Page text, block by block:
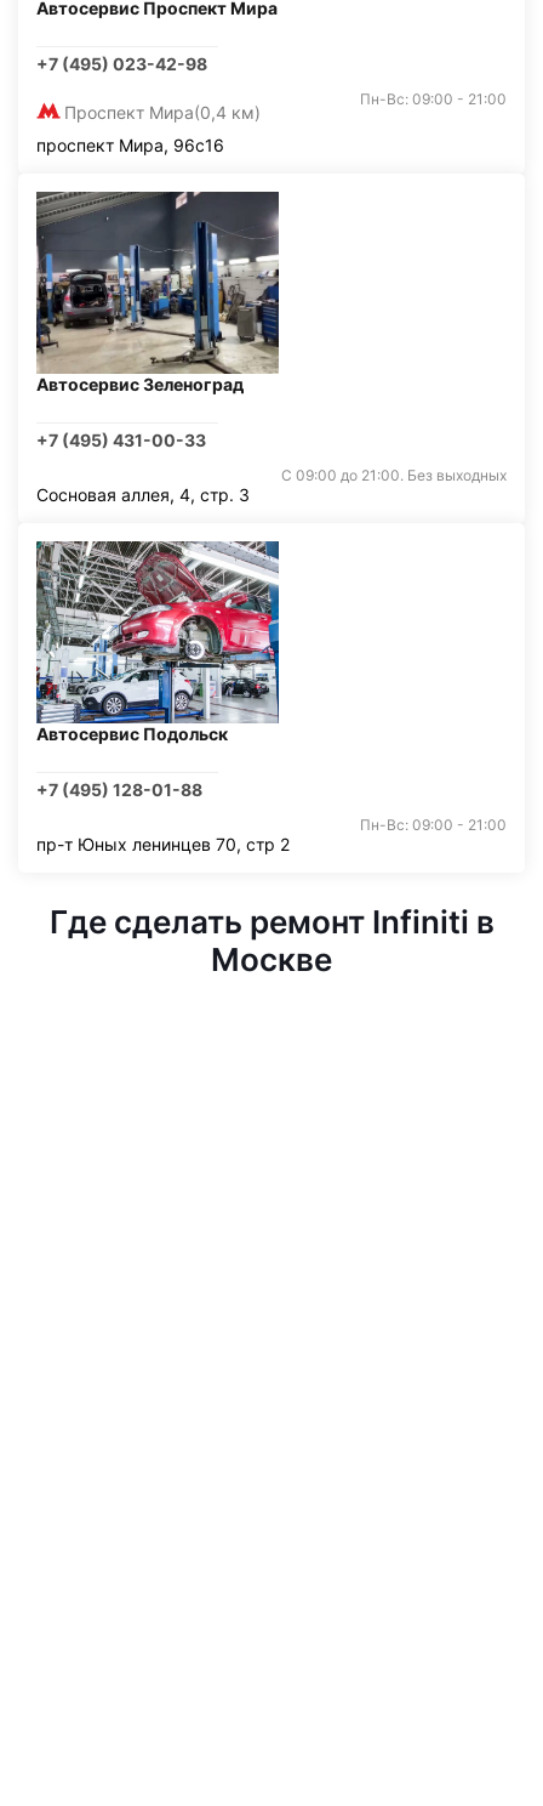
Автосервис Проспект Мира
+7 (495) 023-42-98
Проспект Мира(0,4 км)
Пн-Вс: 09:00 - 21:00
проспект Мира, 96с16
Автосервис Зеленоград
+7 (495) 431-00-33
С 09:00 до 21:00. Без выходных
Сосновая аллея, 4, стр. 3
Автосервис Подольск
+7 (495) 128-01-88
Пн-Вс: 09:00 - 21:00
пр-т Юных ленинцев 70, стр 2
Где сделать ремонт Infiniti в
Москве